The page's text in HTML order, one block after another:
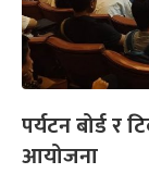
पर्यटन बोर्ड र
आयोजना